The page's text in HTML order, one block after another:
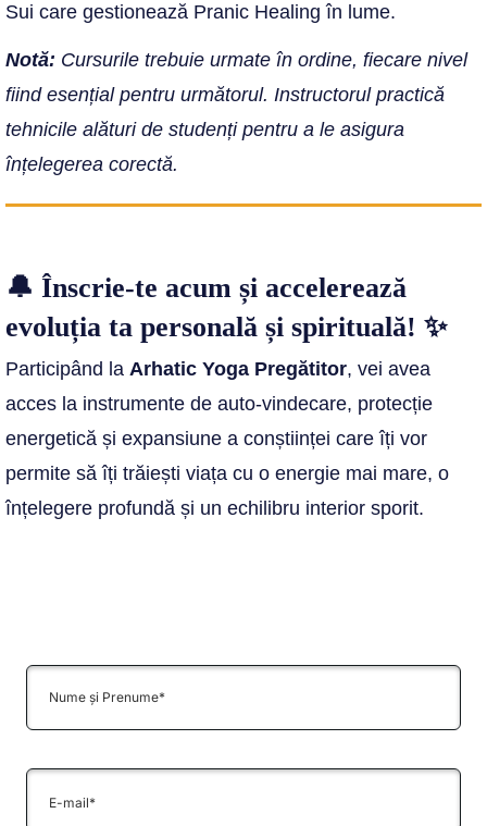
Sui care gestionează Pranic Healing în lume.
Notă: Cursurile trebuie urmate în ordine, fiecare nivel
fiind esențial pentru următorul. Instructorul practică
tehnicile alături de studenți pentru a le asigura
înțelegerea corectă.
🔔 Înscrie-te acum și accelerează
evoluția ta personală și spirituală! ✨
Participând la Arhatic Yoga Pregătitor, vei avea
acces la instrumente de auto-vindecare, protecție
energetică și expansiune a conștiinței care îți vor
permite să îți trăiești viața cu o energie mai mare, o
înțelegere profundă și un echilibru interior sporit.